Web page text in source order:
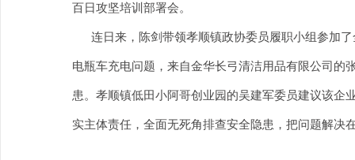
百日攻坚培训部署会。
连日来，陈剑带领孝顺镇政协委员履职小组参加了
电瓶车充电问题，来自金华长弓清洁用品有限公司的
患。孝顺镇低田小阿哥创业园的吴建军委员建议该企
实主体责任，全面无死角排查安全隐患，把问题解决